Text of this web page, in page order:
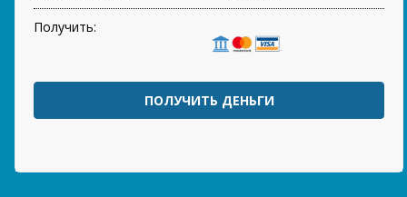
Получить:
ПОЛУЧИТЬ ДЕНЬГИ